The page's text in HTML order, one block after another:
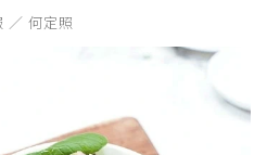
／ 何定照